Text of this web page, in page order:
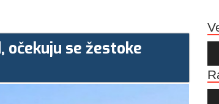
očekuju se žestoke